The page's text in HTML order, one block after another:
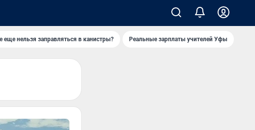
еще нельзя заправляться в канистры? Реальные зарплаты учителей Уфы